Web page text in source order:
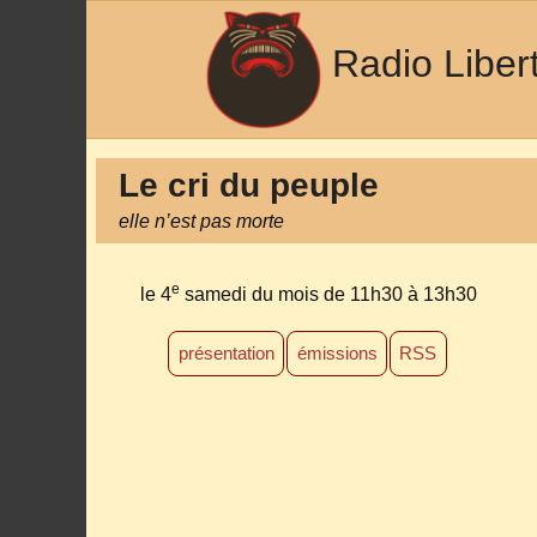
Radio
Le cri du peuple
elle n’est pas morte
le 4e samedi du mois de 11h30 à 13h30
présentation émissions RSS